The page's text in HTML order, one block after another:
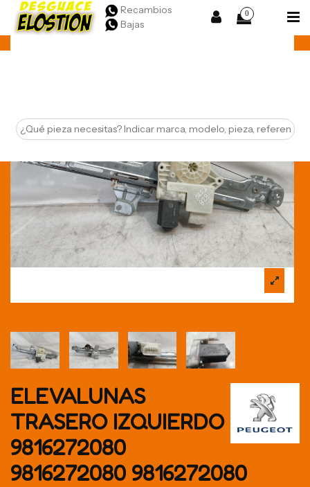
Recambios
Bajas
0
ELEVALUNAS
TRASERO IZQUIERDO
9816272080
9816272080 9816272080